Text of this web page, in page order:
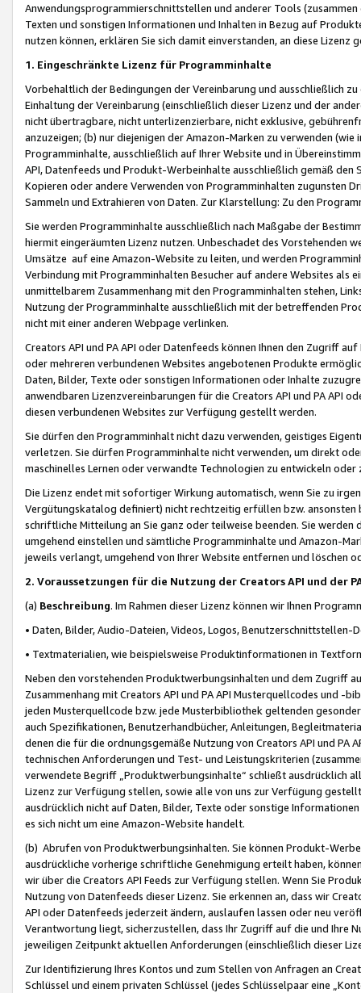
Anwendungsprogrammierschnittstellen und anderer Tools (zusammen
Texten und sonstigen Informationen und Inhalten in Bezug auf
nutzen können, erklären Sie sich damit einverstanden, an diese Lizenz
1. Eingeschränkte Lizenz für Programminhalte
Vorbehaltlich der Bedingungen der Vereinbarung und ausschließlich
Einhaltung der Vereinbarung (einschließlich dieser Lizenz und der
nicht übertragbare, nicht unterlizenzierbare, nicht exklusive,
anzuzeigen; (b) nur diejenigen der Amazon-Marken zu verwenden
Programminhalte, ausschließlich auf Ihrer Website und in
API, Datenfeeds und Produkt-Werbeinhalte ausschließlich gemäß
Kopieren oder andere Verwenden von Programminhalten zugunsten
Sammeln und Extrahieren von Daten. Zur Klarstellung: Zu den
Sie werden Programminhalte ausschließlich nach Maßgabe der
hiermit eingeräumten Lizenz nutzen. Unbeschadet des Vorstehenden
Umsätze auf eine Amazon-Website zu leiten, und werden
Verbindung mit Programminhalten Besucher auf andere Websites als
unmittelbarem Zusammenhang mit den Programminhalten stehen,
Nutzung der Programminhalte ausschließlich mit der betreffenden
nicht mit einer anderen Webpage verlinken.
Creators API und PA API oder Datenfeeds können Ihnen den Zugriff
oder mehreren verbundenen Websites angebotenen Produkte
Daten, Bilder, Texte oder sonstigen Informationen oder Inhalte
anwendbaren Lizenzvereinbarungen für die Creators API und PA API
diesen verbundenen Websites zur Verfügung gestellt werden.
Sie dürfen den Programminhalt nicht dazu verwenden, geistiges
verletzen. Sie dürfen Programminhalte nicht verwenden, um direkt
maschinelles Lernen oder verwandte Technologien zu entwickeln
Die Lizenz endet mit sofortiger Wirkung automatisch, wenn Sie zu
Vergütungskatalog definiert) nicht rechtzeitig erfüllen bzw. ansonsten
schriftliche Mitteilung an Sie ganz oder teilweise beenden. Sie werden
umgehend einstellen und sämtliche Programminhalte und Amazon-
jeweils verlangt, umgehend von Ihrer Website entfernen und löschen
2. Voraussetzungen für die Nutzung der Creators API und der
(a) Beschreibung. Im Rahmen dieser Lizenz können wir Ihnen
• Daten, Bilder, Audio-Dateien, Videos, Logos, Benutzerschnittstellen-
• Textmaterialien, wie beispielsweise Produktinformationen in
Neben den vorstehenden Produktwerbungsinhalten und dem Zugriff
Zusammenhang mit Creators API und PA API Musterquellcodes und
jeden Musterquellcode bzw. jede Musterbibliothek geltenden
auch Spezifikationen, Benutzerhandbücher, Anleitungen,
denen die für die ordnungsgemäße Nutzung von Creators API und PA
technischen Anforderungen und Test- und Leistungskriterien
verwendete Begriff „Produktwerbungsinhalte“ schließt ausdrücklich
Lizenz zur Verfügung stellen, sowie alle von uns zur Verfügung
ausdrücklich nicht auf Daten, Bilder, Texte oder sonstige
es sich nicht um eine Amazon-Website handelt.
(b) Abrufen von Produktwerbungsinhalten. Sie können Produkt-
ausdrückliche vorherige schriftliche Genehmigung erteilt haben,
wir über die Creators API Feeds zur Verfügung stellen. Wenn Sie
Nutzung von Datenfeeds dieser Lizenz. Sie erkennen an, dass wir
API oder Datenfeeds jederzeit ändern, auslaufen lassen oder neu
Verantwortung liegt, sicherzustellen, dass Ihr Zugriff auf die und Ihre
jeweiligen Zeitpunkt aktuellen Anforderungen (einschließlich dieser
Zur Identifizierung Ihres Kontos und zum Stellen von Anfragen an
Schlüssel und einem privaten Schlüssel (jedes Schlüsselpaar eine